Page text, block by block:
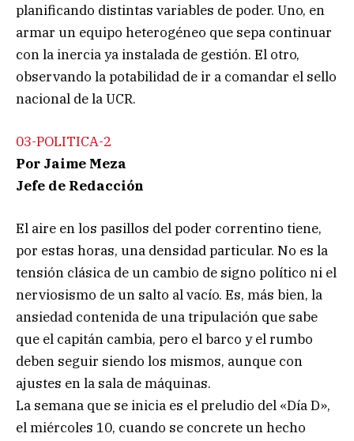
planificando distintas variables de poder. Uno, en
armar un equipo heterogéneo que sepa continuar
con la inercia ya instalada de gestión. El otro,
observando la potabilidad de ir a comandar el sello
nacional de la UCR.
03-POLITICA-2
Por Jaime Meza
Jefe de Redacción
El aire en los pasillos del poder correntino tiene,
por estas horas, una densidad particular. No es la
tensión clásica de un cambio de signo político ni el
nerviosismo de un salto al vacío. Es, más bien, la
ansiedad contenida de una tripulación que sabe
que el capitán cambia, pero el barco y el rumbo
deben seguir siendo los mismos, aunque con
ajustes en la sala de máquinas.
La semana que se inicia es el preludio del «Día D»,
el miércoles 10, cuando se concrete un hecho